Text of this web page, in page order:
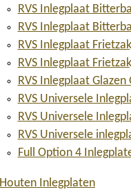
RVS Inlegplaat
RVS Inlegplaat
RVS Inlegplaat
RVS Inlegplaat
RVS Inlegplaat Glazen
RVS Universele
RVS Universele
RVS Universele
Full Option 4
Houten Inlegplaten